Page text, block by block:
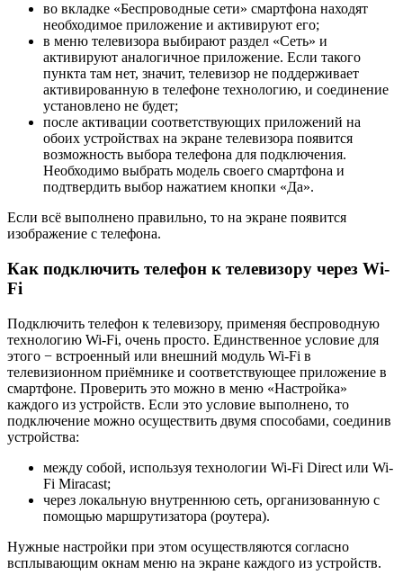
во вкладке «Беспроводные сети» смартфона находят
необходимое приложение и активируют его;
в меню телевизора выбирают раздел «Сеть» и
активируют аналогичное приложение. Если такого
пункта там нет, значит, телевизор не поддерживает
активированную в телефоне технологию, и соединение
установлено не будет;
после активации соответствующих приложений на
обоих устройствах на экране телевизора появится
возможность выбора телефона для подключения.
Необходимо выбрать модель своего смартфона и
подтвердить выбор нажатием кнопки «Да».
Если всё выполнено правильно, то на экране появится
изображение с телефона.
Как подключить телефон к телевизору через Wi-
Fi
Подключить телефон к телевизору, применяя беспроводную
технологию Wi-Fi, очень просто. Единственное условие для
этого − встроенный или внешний модуль Wi-Fi в
телевизионном приёмнике и соответствующее приложение в
смартфоне. Проверить это можно в меню «Настройка»
каждого из устройств. Если это условие выполнено, то
подключение можно осуществить двумя способами, соединив
устройства:
между собой, используя технологии Wi-Fi Direct или Wi-
Fi Miracast;
через локальную внутреннюю сеть, организованную с
помощью маршрутизатора (роутера).
Нужные настройки при этом осуществляются согласно
всплывающим окнам меню на экране каждого из устройств.